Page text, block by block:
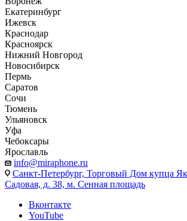
Екатеринбург
Ижевск
Краснодар
Красноярск
Нижний Новгород
Новосибирск
Пермь
Саратов
Сочи
Тюмень
Ульяновск
Уфа
Чебоксары
Ярославль
info@miraphone.ru
Санкт-Петербург, Торговый Дом купца
Садовая, д. 38, м. Сенная площадь
Вконтакте
YouTube